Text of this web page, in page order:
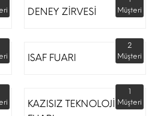
DENEY ZİRVESİ
Müşteri
ISAF FUARI
2
Müşteri
KAZISIZ TEKNOLOJİLER
1
Müşteri